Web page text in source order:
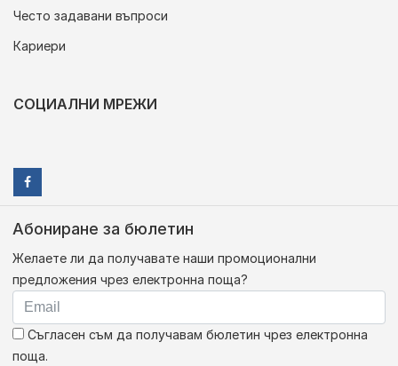
Често задавани въпроси
Кариери
СОЦИАЛНИ МРЕЖИ
Абониране за бюлетин
Желаете ли да получавате наши промоционални
предложения чрез електронна поща?
Съгласен съм да получавам бюлетин чрез електронна
поща.